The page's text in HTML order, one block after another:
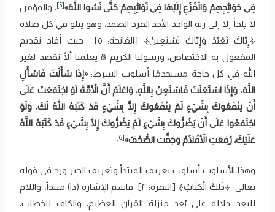
فِي حَوَائِجِهِمْ وَالْفَزَعِ إِلَيْهَا فِي نَوَائِبِهِمْ حَتَّى نَسُوا اللَّهَ»[5]
، والمؤمن
لا يلجأ إلا إلى ربه الواحد الأحد الفرد الصمد، وهو يتلو في كل صلاة
﴿‌إِيَّاكَ ‌نَعْبُدُ وَإِيَّاكَ نَسْتَعِينُ﴾ [الفاتحة: ٥] حيث أفاد تقديم
المفعول به الاختصاص، ورسولنا الكريم ﷺ يعلمنا ألّا نقصد لغير
الله في كل حاجة مستخدمًا أسلوب الشرط:«إِذَا سَأَلْتَ فَاسْأَلِ
‌اللَّهَ، وَإِذَا ‌اسْتَعَنْتَ فَاسْتَعِنْ بِاللَّهِ، وَاعْلَمْ أَنَّ الأُمَّةَ لَوْ اجْتَمَعَتْ عَلَى
أَنْ يَنْفَعُوكَ بِشَيْءٍ لَمْ يَنْفَعُوكَ إِلَّا بِشَيْءٍ قَدْ كَتَبَهُ ‌اللَّهُ لَكَ، وَلَوْ
اجْتَمَعُوا عَلَى أَنْ يَضُرُّوكَ بِشَيْءٍ لَمْ يَضُرُّوكَ إِلَّا بِشَيْءٍ قَدْ كَتَبَهُ ‌اللَّهُ
عَلَيْكَ، رُفِعَتِ الأَقْلَامُ وَجَفَّت الصُّحُفُ»[6]
وهذا الأسلوب أسلوب تعريف المبتدأ وتعريف الخبر ورد في قوله
تعالى: ﴿‌ذَلِكَ ‌الْكِتَابُ﴾ [البقرة: ٢] فاسم الإشارة (ذا) مبتدأ، واللام
للبعد دلالة على بُعد منزلة القرآن العظيم، والكاف للخطاب،